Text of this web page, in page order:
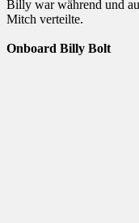
Billy war während und
Mitch verteilte.
Onboard Billy Bolt